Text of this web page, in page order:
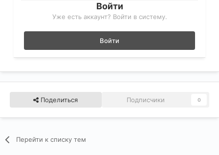
Войти
Уже есть аккаунт? Войти в систему.
Войти
Поделиться Подписчики 0
Перейти к списку тем